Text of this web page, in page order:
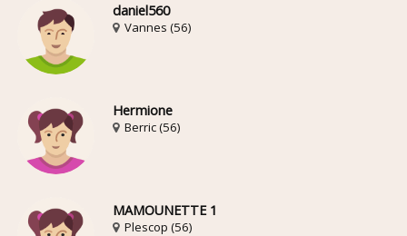
daniel560
Vannes (56)
Hermione
Berric (56)
MAMOUNETTE 1
Plescop (56)